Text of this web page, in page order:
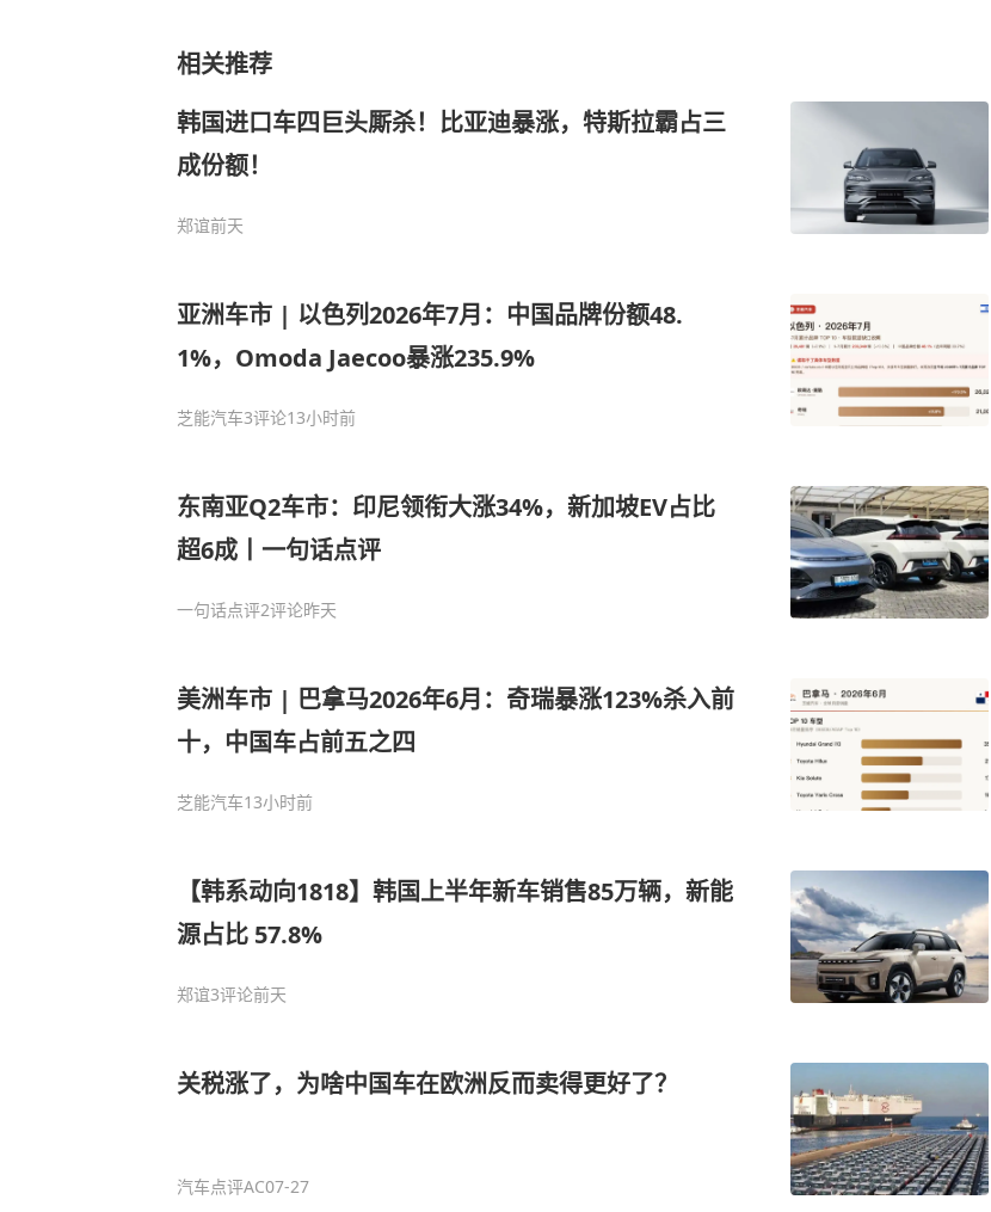
相关推荐
韩国进口车四巨头厮杀！比亚迪暴涨，特斯拉霸占三
成份额！
郑谊前天
亚洲车市 | 以色列2026年7月：中国品牌份额48.
1%，Omoda Jaecoo暴涨235.9%
芝能汽车3评论13小时前
东南亚Q2车市：印尼领衔大涨34%，新加坡EV占比
超6成丨一句话点评
一句话点评2评论昨天
美洲车市 | 巴拿马2026年6月：奇瑞暴涨123%杀入前
十，中国车占前五之四
芝能汽车13小时前
【韩系动向1818】韩国上半年新车销售85万辆，新能
源占比 57.8%
郑谊3评论前天
关税涨了，为啥中国车在欧洲反而卖得更好了？
汽车点评AC07-27